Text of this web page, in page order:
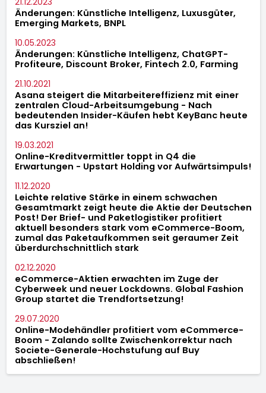
Änderungen: Künstliche Intelligenz, Luxusgüter,
Emerging Markets, BNPL
10.05.2023
Änderungen: Künstliche Intelligenz, ChatGPT-
Profiteure, Discount Broker, Fintech 2.0, Farming
21.10.2021
Asana steigert die Mitarbeitereffizienz mit einer
zentralen Cloud-Arbeitsumgebung - Nach
bedeutenden Insider-Käufen hebt KeyBanc heute
das Kursziel an!
19.03.2021
Online-Kreditvermittler toppt in Q4 die
Erwartungen - Upstart Holding vor Aufwärtsimpuls!
11.12.2020
Leichte relative Stärke in einem schwachen
Gesamtmarkt zeigt heute die Aktie der Deutschen
Post! Der Brief- und Paketlogistiker profitiert
aktuell besonders stark vom eCommerce-Boom,
zumal das Paketaufkommen seit geraumer Zeit
überdurchschnittlich stark
02.12.2020
eCommerce-Aktien erwachten im Zuge der
Cyberweek und neuer Lockdowns. Global Fashion
Group startet die Trendfortsetzung!
29.07.2020
Online-Modehändler profitiert vom eCommerce-
Boom - Zalando sollte Zwischenkorrektur nach
Societe-Generale-Hochstufung auf Buy
abschließen!